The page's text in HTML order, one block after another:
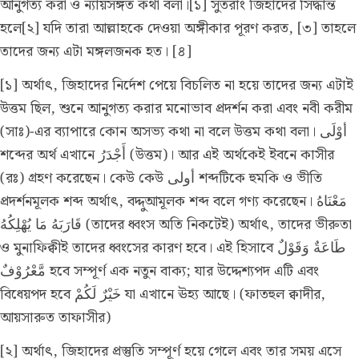
আনুগত্য করা ও ন্যায়সঙ্গত কথা বলা।[১] সুতরাং জিহাদের সিদ্ধান্ত
হলে[২] যদি তারা আল্লাহকে দেওয়া অঙ্গীকার পূরণ করত, [৩] তাহলে
তাদের জন্য এটা মঙ্গলজনক হত। [৪]
[১] অর্থাৎ, জিহাদের নির্দেশ পেয়ে বিচলিত না হয়ে তাদের জন্য এটাই
উত্তম ছিল, শুনে আনুগত্য করার মনোভাব প্রদর্শন করা এবং নবী করীম
(সাঃ)-এর ব্যাপারে কোন অসভ্য কথা না বলে উত্তম কথা বলা। أوْلَى
শব্দের অর্থ এখানে أَجْدَرُ (উত্তম)। আর এই অর্থকেই ইবনে কাসীর
(রঃ) গ্রহণ করেছেন। কেউ কেউ أولى শব্দটিকে হুমকি ও ভীতি
প্রদর্শনমূলক শব্দ অর্থাৎ, বদ্দুআমূলক শব্দ বলে গণ্য করেছেন। مَعْنَاهُ
قَارَبَهُ مَا يُهْلِكُهُ (তাদের ধ্বংস অতি নিকটেই) অর্থাৎ, তাদের ভীরুতা
ও মুনাফিক্বীই তাদের ধ্বংসের কারণ হবে। এই হিসাবে طَاعَةٌ وَقَوْلٌ
مَّعْرُوْفٌ হবে সম্পূর্ণ এক নতুন বাক্য; যার উদ্দেশ্যপদ এটি এবং
বিধেয়পদ হবে خَيْرٌ لَكُمْ যা এখানে ঊহ্য আছে। (ফাতহুল ক্বাদীর,
আয়সারুত তাফাসীর)
[২] অর্থাৎ, জিহাদের প্রস্তুতি সম্পূর্ণ হয়ে গেলে এবং তার সময় এসে